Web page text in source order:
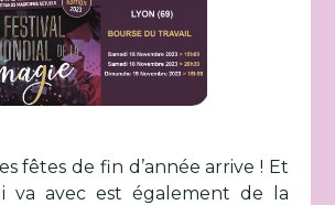
fêtes de fin d’année arrive ! Et
va avec est également de la